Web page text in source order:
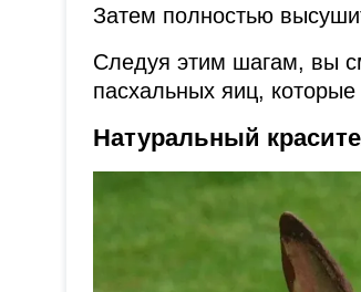
Затем полностью
Следуя этим шагам, вы
пасхальных яиц,
Натуральный